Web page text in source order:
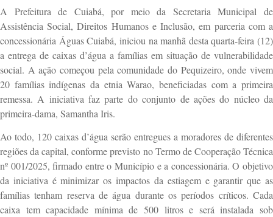
A Prefeitura de Cuiabá, por meio da Secretaria Municipal de
Assistência Social, Direitos Humanos e Inclusão, em parceria com a
concessionária Águas Cuiabá, iniciou na manhã desta quarta-feira (12)
a entrega de caixas d’água a famílias em situação de vulnerabilidade
social. A ação começou pela comunidade do Pequizeiro, onde vivem
20 famílias indígenas da etnia Warao, beneficiadas com a primeira
remessa. A iniciativa faz parte do conjunto de ações do núcleo da
primeira-dama, Samantha Iris.
Ao todo, 120 caixas d’água serão entregues a moradores de diferentes
regiões da capital, conforme previsto no Termo de Cooperação Técnica
nº 001/2025, firmado entre o Município e a concessionária. O objetivo
da iniciativa é minimizar os impactos da estiagem e garantir que as
famílias tenham reserva de água durante os períodos críticos. Cada
caixa tem capacidade mínima de 500 litros e será instalada sob